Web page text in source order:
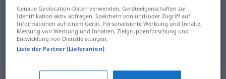
ristagnom Stauungvon Wasser
stasif Stauung MED
Genaue Geolocation-Daten verwenden. Geräteeigenschaften zur
Identifikation aktiv abfragen. Speichern von und/oder Zugriff auf
Informationen auf einem Gerät. Personalisierte Werbung und Inhalte,
Messung von Werbung und Inhalten, Zielgruppenforschung und
Entwicklung von Dienstleistungen.
Liste der Partner (Lieferanten)